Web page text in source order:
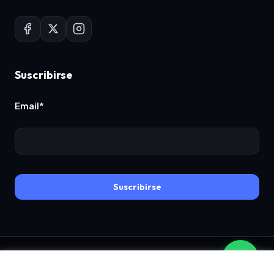
Suscribirse
Email*
Suscribirse